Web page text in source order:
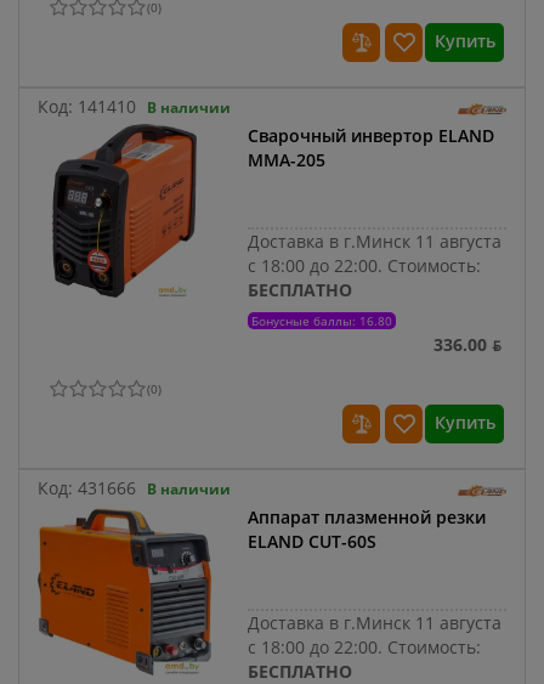
(0)
Купить
Код: 141410 В наличии
Сварочный инвертор ELAND
MMA-205
Доставка в г.Минск 11 августа
с 18:00 до 22:00. Стоимость:
БЕСПЛАТНО
Бонусные баллы: 16.80
336.00 ƃ
(0)
Купить
Код: 431666 В наличии
Аппарат плазменной резки
ELAND CUT-60S
Доставка в г.Минск 11 августа
с 18:00 до 22:00. Стоимость:
БЕСПЛАТНО